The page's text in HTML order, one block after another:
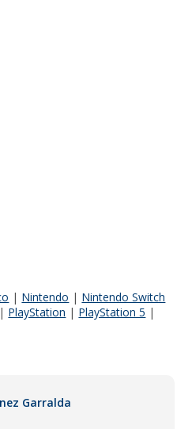
| Nintendo | Nintendo Switch
| PlayStation | PlayStation 5 |
Garralda